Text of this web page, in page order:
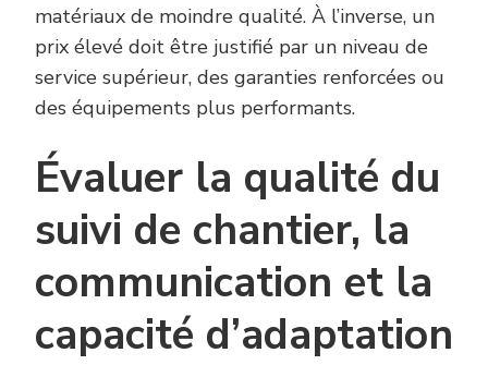
matériaux de moindre qualité. À l’inverse, un
prix élevé doit être justifié par un niveau de
service supérieur, des garanties renforcées ou
des équipements plus performants.
Évaluer la qualité du
suivi de chantier, la
communication et la
capacité d’adaptation